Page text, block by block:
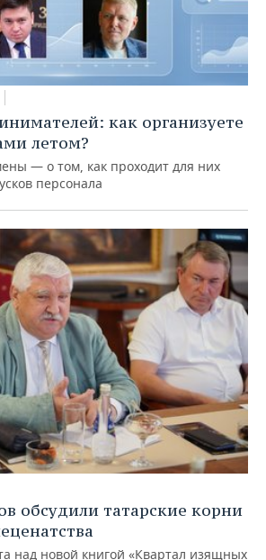
как организуете
летом?
— о том, как проходит для них
персонала
обсудили татарские корни
над новой книгой «Квартал изящных